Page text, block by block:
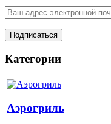
Категории
Аэрогриль